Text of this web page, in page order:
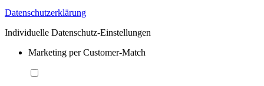
Datenschutzerklärung
Individuelle Datenschutz-Einstellungen
Marketing per Customer-Match